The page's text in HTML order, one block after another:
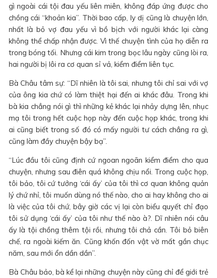
gì ngoài cái tội đau yếu liên miên, không đáp ứng được cho
chồng cái “khoản kia”. Thời bao cấp, ly dị cũng là chuyện lớn,
nhất là bỏ vợ đau yếu vì bồ bịch với người khác lại càng
không thể chấp nhận được. Vì thế chuyện tình của họ diễn ra
trong bóng tối. Nhưng cái kim trong bọc lâu ngày cũng lòi ra,
hai người bị lôi ra cơ quan sỉ vả, kiểm điểm liên tục.
Bà Châu tâm sự: “Dĩ nhiên là tôi sai, nhưng tôi chỉ sai với vợ
của ông kia chứ có làm thiệt hại đến ai khác đâu. Trong khi
bà kia chẳng nói gì thì những kẻ khác lại nhảy dựng lên, nhục
mạ tôi trong hết cuộc họp này đến cuộc họp khác, trong khi
ai cũng biết trong số đó có mấy người tư cách chẳng ra gì,
cũng làm đầy chuyện bậy bạ”.
“Lúc đầu tôi cũng định cứ ngoan ngoãn kiểm điểm cho qua
chuyện, nhưng sau điên quá không chịu nổi. Trong cuộc họp,
tôi bảo, tôi cứ tưởng ‘cái ấy’ của tôi thì cơ quan không quản
lý chứ nhỉ, tôi muốn dùng nó thế nào, cho ai hay không cho ai
là việc của tôi chứ, bây giờ các vị lại còn biểu quyết chỉ đạo
tôi sử dụng ‘cái ấy’ của tôi như thế nào à?. Dĩ nhiên nói câu
ấy là tội chồng thêm tội rồi, nhưng tôi chả cần. Tôi bỏ biên
chế, ra ngoài kiếm ăn. Cũng khốn đốn vật vờ mất gần chục
năm, sau mới ổn dần dần”.
Bà Châu bảo, bà kể lại những chuyện này cũng chỉ để giới trẻ